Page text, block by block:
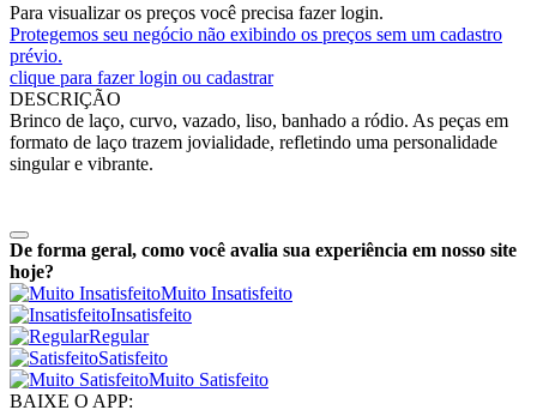
Para visualizar os preços você precisa fazer login.
Protegemos seu negócio não exibindo os preços sem um cadastro
prévio.
clique para fazer login ou cadastrar
DESCRIÇÃO
Brinco de laço, curvo, vazado, liso, banhado a ródio. As peças em
formato de laço trazem jovialidade, refletindo uma personalidade
singular e vibrante.
De forma geral, como você avalia sua experiência em nosso site
hoje?
Muito Insatisfeito
Insatisfeito
Regular
Satisfeito
Muito Satisfeito
BAIXE O APP: